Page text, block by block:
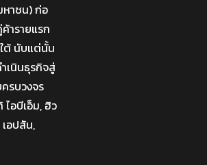
หาชน) ก่อ
ารายแรก
ต้ นับแต่นั้น
เนินธุรกิจสู่
รบวงจร
อบีเอ็ม, ฮิว
อปสัน,